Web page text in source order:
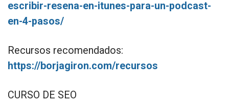
escribir-resena-en-itunes-para-un-podcast-
en-4-pasos/
Recursos recomendados:
https://borjagiron.com/recursos
CURSO DE SEO